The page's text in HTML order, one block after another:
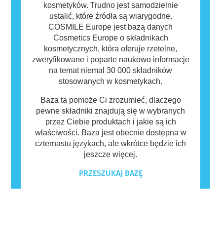
kosmetyków. Trudno jest samodzielnie
ustalić, które źródła są wiarygodne.
COSMILE Europe jest bazą danych
Cosmetics Europe o składnikach
kosmetycznych, która oferuje rzetelne,
zweryfikowane i poparte naukowo informacje
na temat niemal 30 000 składników
stosowanych w kosmetykach.
Baza ta pomoże Ci zrozumieć, dlaczego
pewne składniki znajdują się w wybranych
przez Ciebie produktach i jakie są ich
właściwości. Baza jest obecnie dostępna w
czternastu językach, ale wkrótce będzie ich
jeszcze więcej.
PRZESZUKAJ BAZĘ